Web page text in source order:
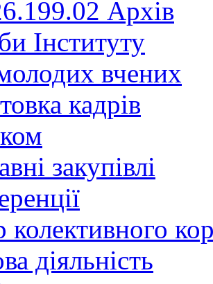
Архів
Інституту
вчених
кадрів
закупівлі
колективного
діяльність